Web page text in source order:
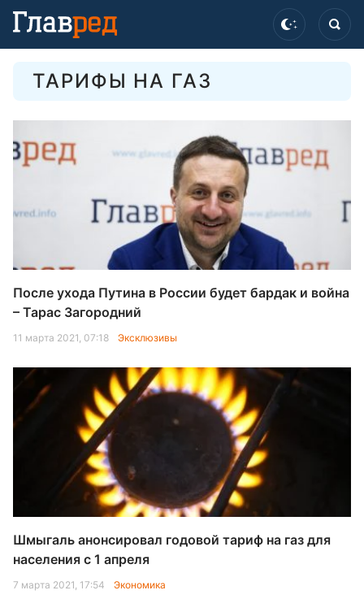
ТАРИФЫ НА ГАЗ
После ухода Путина в России будет бардак и война
– Тарас Загородний
11 марта 2021, 07:18 Эксклюзивы
Шмыгаль анонсировал годовой тариф на газ для
населения с 1 апреля
7 марта 2021, 17:54 Экономика